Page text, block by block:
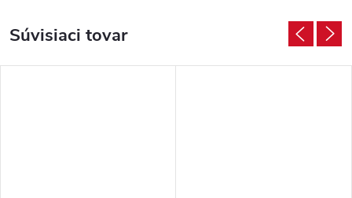
Súvisiaci tovar